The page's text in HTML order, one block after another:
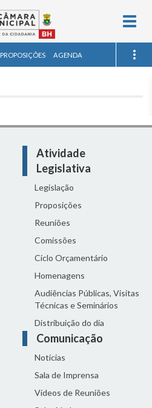
PROPOSIÇÕES AGENDA
Atividade
Legislativa
Legislação
Proposições
Reuniões
Comissões
Ciclo Orçamentário
Homenagens
Audiências Públicas, Visitas
Técnicas e Seminários
Distribuição do dia
Comunicação
Notícias
Sala de Imprensa
Vídeos de Reuniões